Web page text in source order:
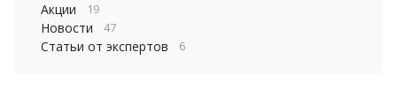
Акции 19
Новости 47
Статьи от экспертов 6